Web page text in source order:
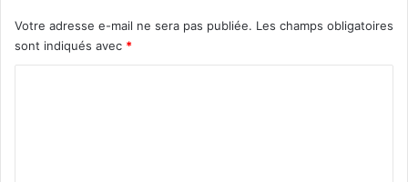
Votre adresse e-mail ne sera pas publiée. Les champs obligatoires
sont indiqués avec *